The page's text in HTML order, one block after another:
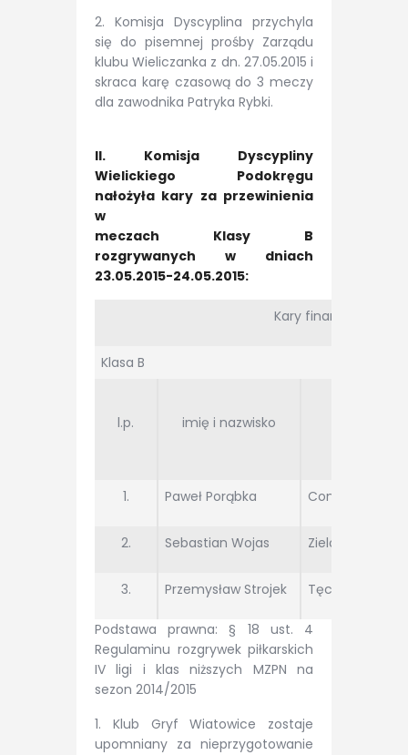
2. Komisja Dyscyplina przychyla
się do pisemnej prośby Zarządu
klubu Wieliczanka z dn. 27.05.2015 i
skraca karę czasową do 3 meczy
dla zawodnika Patryka Rybki.
II. Komisja Dyscypliny
Wielickiego Podokręgu
nałożyła kary za przewinienia
w
meczach Klasy B
rozgrywanych w dniach
23.05.2015-24.05.2015:
Kary finansowe i
Klasa B
l.p. imię i nazwisko
1. Paweł Porąbka Contra Sułków
2. Sebastian Wojas Zieloni Niegowić
3. Przemysław Strojek Tęcza Słomiróg
Podstawa prawna: § 18 ust. 4
Regulaminu rozgrywek piłkarskich
IV ligi i klas niższych MZPN na
sezon 2014/2015
1. Klub Gryf Wiatowice zostaje
upomniany za nieprzygotowanie